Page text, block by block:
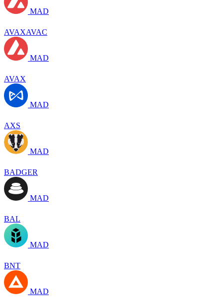
MAD
AVAXAVAC
MAD
AVAX
MAD
AXS
MAD
BADGER
MAD
BAL
MAD
BNT
MAD